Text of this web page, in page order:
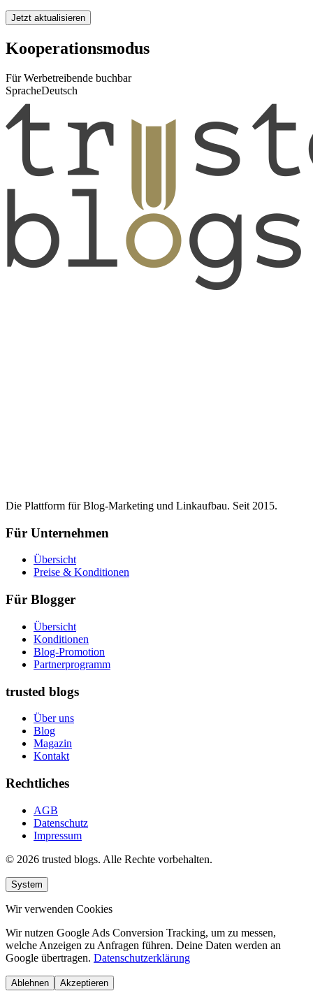
Jetzt aktualisieren
Kooperationsmodus
Für Werbetreibende buchbar
SpracheDeutsch
Die Plattform für Blog-Marketing und Linkaufbau. Seit 2015.
Für Unternehmen
Übersicht
Preise & Konditionen
Für Blogger
Übersicht
Konditionen
Blog-Promotion
Partnerprogramm
trusted blogs
Über uns
Blog
Magazin
Kontakt
Rechtliches
AGB
Datenschutz
Impressum
© 2026 trusted blogs. Alle Rechte vorbehalten.
System
Wir verwenden Cookies
Wir nutzen Google Ads Conversion Tracking, um zu messen,
welche Anzeigen zu Anfragen führen. Deine Daten werden an
Google übertragen. Datenschutzerklärung
Ablehnen Akzeptieren